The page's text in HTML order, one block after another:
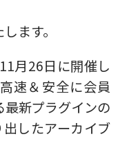
ます。
月26日に開催し
速＆安全に会員
新プラグインの
したアーカイブ